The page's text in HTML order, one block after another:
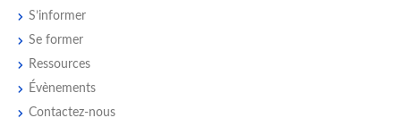
S’informer
Se former
Ressources
Évènements
Contactez-nous